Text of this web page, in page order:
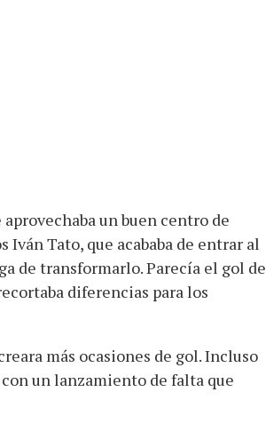
un buen centro de
Tato, que acababa de entrar al
de transformarlo. Parecía el gol de
diferencias para los
más ocasiones de gol. Incluso
un lanzamiento de falta que